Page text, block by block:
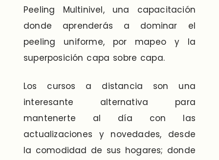
Peeling Multinivel, una capacitación
donde aprenderás a dominar el
peeling uniforme, por mapeo y la
superposición capa sobre capa.
Los cursos a distancia son una
interesante alternativa para
mantenerte al día con las
actualizaciones y novedades, desde
la comodidad de sus hogares; donde